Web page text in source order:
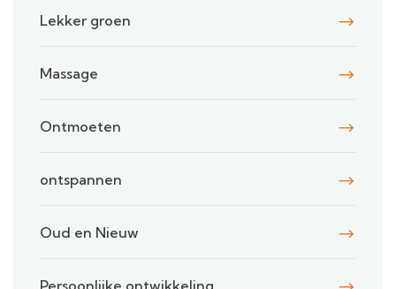
Lekker groen
Massage
Ontmoeten
ontspannen
Oud en Nieuw